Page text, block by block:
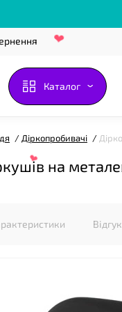
Каталог
Діркопробивачі
на